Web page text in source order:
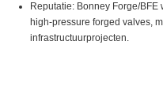
Reputatie: Bonney Forge/
high‑pressure forged valves,
infrastructuurprojecten.